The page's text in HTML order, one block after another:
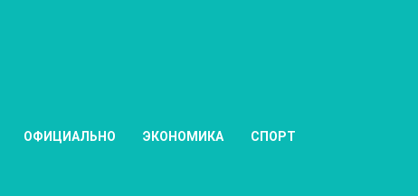
ОФИЦИАЛЬНО ЭКОНОМИКА СПОРТ